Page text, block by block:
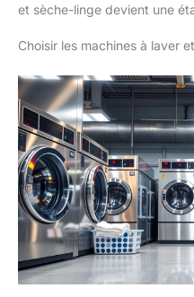
et sèche-linge devient une
Choisir les machines à laver